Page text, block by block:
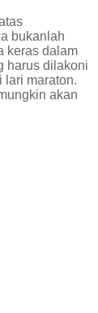
bukanlah
keras dalam
harus dilakoni
maraton.
akan